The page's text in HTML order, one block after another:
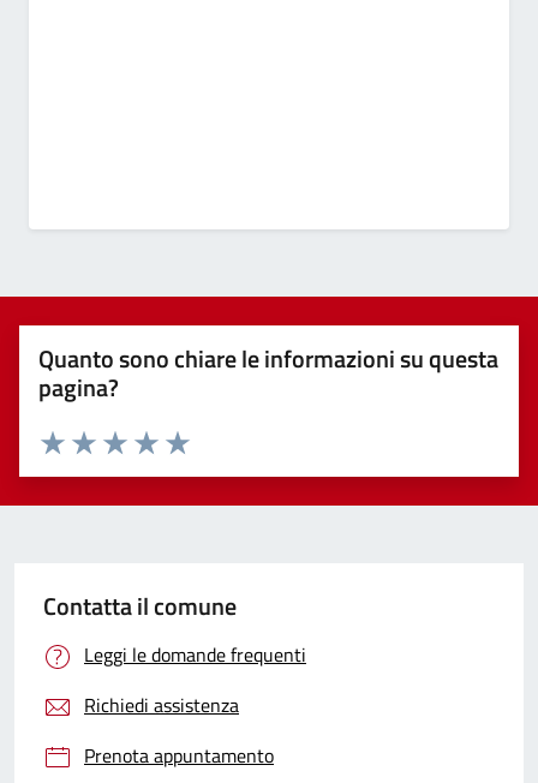
Quanto sono chiare le informazioni su questa
pagina?
Valuta 5 stelle su 5
Valuta 4 stelle su 5
Valuta 3 stelle su 5
Valuta 2 stelle su 5
Valuta 1 stelle su 5
Contatta il comune
Leggi le domande frequenti
Richiedi assistenza
Prenota appuntamento